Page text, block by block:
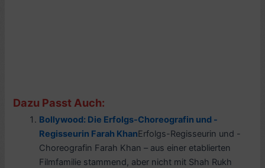
Dazu Passt Auch:
Bollywood: Die Erfolgs-Choreografin und -
Regisseurin Farah KhanErfolgs-Regisseurin und -
Choreografin Farah Khan – aus einer etablierten
Filmfamilie stammend, aber nicht mit Shah Rukh